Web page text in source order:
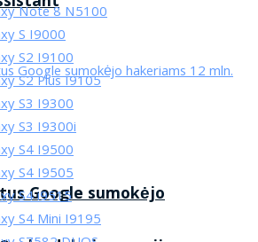
Google sumokėjo
Note 8 N5100
S I9000
S2 I9100
S2 Plus I9105
S3 I9300
S3 I9300i
S4 I9500
S4 I9505
S4 i9515
S4 Mini I9195